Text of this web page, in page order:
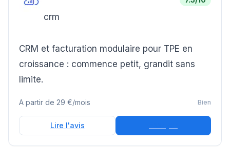
crm
CRM et facturation modulaire pour TPE en
croissance : commence petit, grandit sans
limite.
A partir de 29 €/mois Bien
Lire l'avis